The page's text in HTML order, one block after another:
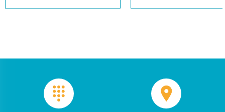
простирадло, пошиті з
простирадло, пошиті з